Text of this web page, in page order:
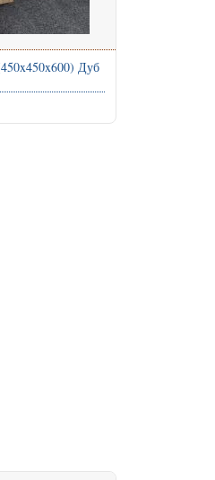
Дуб